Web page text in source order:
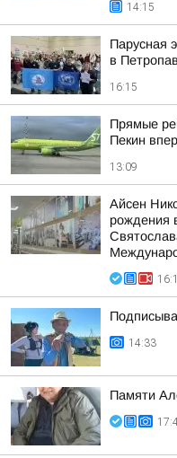
14:15
Парусная
в
16:15
Прямые
Пекин
13:09
Айсен
рождения
14:33
Памяти